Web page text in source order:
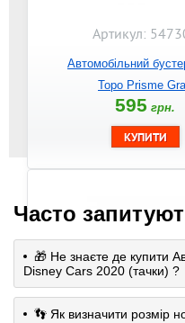
Артикул:
Автомобільний
Topo Prisme
595 грн.
Часто
🎁 Не знаєте де купити
Disney Cars 2020 (тачки) ?
👣 Як визначити розмір